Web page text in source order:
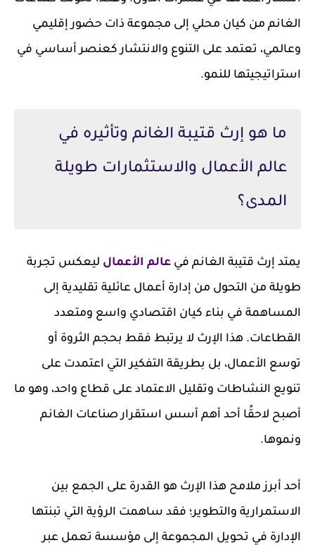
الغانم من كيان محلي إلى مجموعة ذات حضور إقليمي
وعالمي، تعتمد على التنوع والانتشار كعنصر أساسي في
استراتيجيتها للنمو.
ما هو إرث قتيبة الغانم وتأثيره في
عالم الأعمال والاستثمارات طويلة
المدى؟
يمتد إرث قتيبة الغانم في عالم الأعمال ليعكس تجربة
طويلة من التحول من إدارة أعمال عائلية تقليدية إلى
المساهمة في بناء كيان اقتصادي واسع ومتعدد
القطاعات. هذا الإرث لا يرتبط فقط بحجم الثروة أو
توسع الأعمال، بل بطريقة التفكير التي اعتمدت على
تنويع النشاطات وتقليل الاعتماد على قطاع واحد، وهو ما
أصبح لاحقًا أحد أهم أسس استقرار صناعات الغانم
ونموها.
أحد أبرز ملامح هذا الإرث هو القدرة على الجمع بين
الاستمرارية والتطوير؛ فقد ساهمت الرؤية التي تبنتها
الإدارة في تحويل المجموعة إلى مؤسسة تعمل عبر